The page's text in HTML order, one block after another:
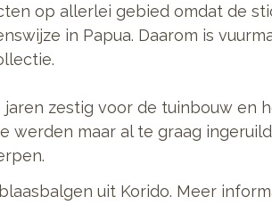
op allerlei gebied omdat de
in Papua. Daarom is
zestig voor de tuinbouw en
werden maar al te graag
uit Korido. Meer